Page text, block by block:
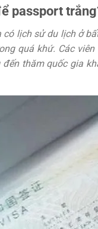
passport
lịch sử du lịch ở
quá khứ. Các
thăm quốc gia